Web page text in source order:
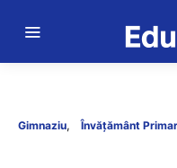
Gimnaziu Învățământ Primar